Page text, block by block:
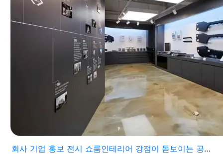
회사 기업 홍보 전시 쇼룸인테리어 강점이 돋보이는 공간구성